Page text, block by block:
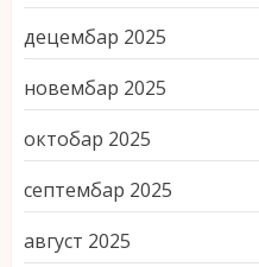
децембар 2025
новембар 2025
октобар 2025
септембар 2025
август 2025